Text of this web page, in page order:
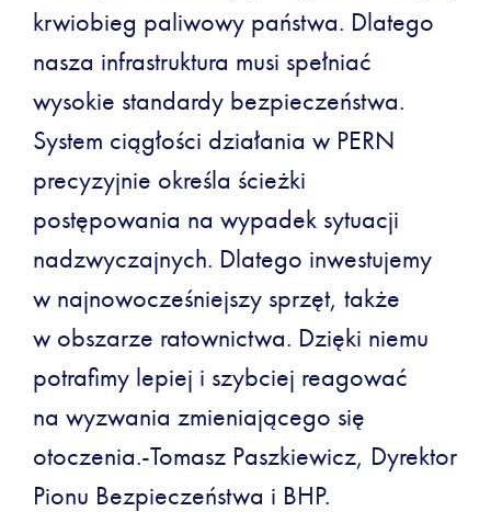
krwiobieg paliwowy państwa. Dlatego
nasza infrastruktura musi spełniać
wysokie standardy bezpieczeństwa.
System ciągłości działania w PERN
precyzyjnie określa ścieżki
postępowania na wypadek sytuacji
nadzwyczajnych. Dlatego inwestujemy
w najnowocześniejszy sprzęt, także
w obszarze ratownictwa. Dzięki niemu
potrafimy lepiej i szybciej reagować
na wyzwania zmieniającego się
otoczenia.-Tomasz Paszkiewicz, Dyrektor
Pionu Bezpieczeństwa i BHP.